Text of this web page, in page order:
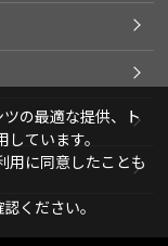
の最適な提供、ト
ています。
用に同意したことも
ください。